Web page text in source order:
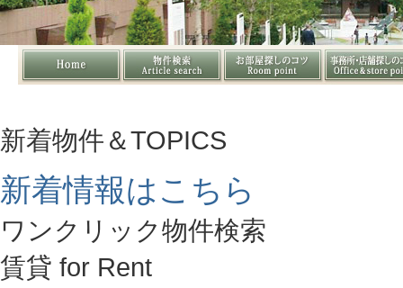
新着物件＆TOPICS
新着情報はこちら
ワンクリック物件検索
賃貸 for Rent